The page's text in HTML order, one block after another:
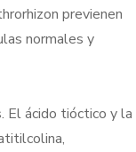
previenen
normales y
El ácido tióctico y la